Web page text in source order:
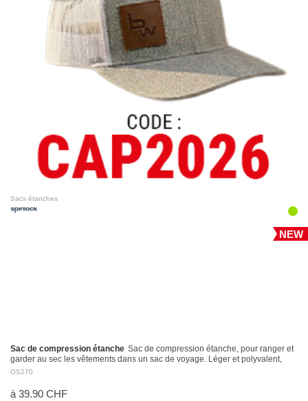
Sacs étanches
NEW
Sac de compression étanche Sac de compression étanche, pour ranger et
garder au sec les vêtements dans un sac de voyage. Léger et polyvalent,
avec fermeture Roll-Top et…
OS270
à 39.90 CHF